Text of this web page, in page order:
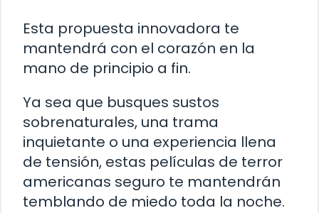
Esta propuesta innovadora te
mantendrá con el corazón en la
mano de principio a fin.
Ya sea que busques sustos
sobrenaturales, una trama
inquietante o una experiencia llena
de tensión, estas películas de terror
americanas seguro te mantendrán
temblando de miedo toda la noche.